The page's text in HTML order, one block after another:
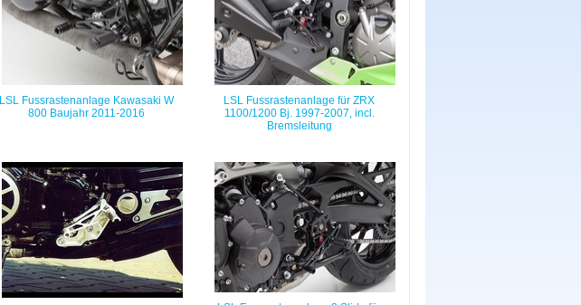
LSL Fussrastenanlage Kawasaki W
800 Baujahr 2011-2016
LSL Fussrastenanlage für ZRX
1100/1200 Bj. 1997-2007, incl.
Bremsleitung